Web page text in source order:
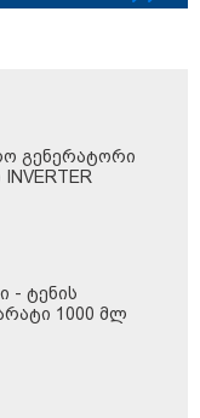
გენერატორი
- ტენის
1000 მლ